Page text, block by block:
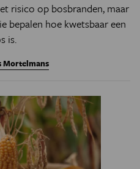
risico op bosbranden, maar
bepalen hoe kwetsbaar een
is.
Mortelmans